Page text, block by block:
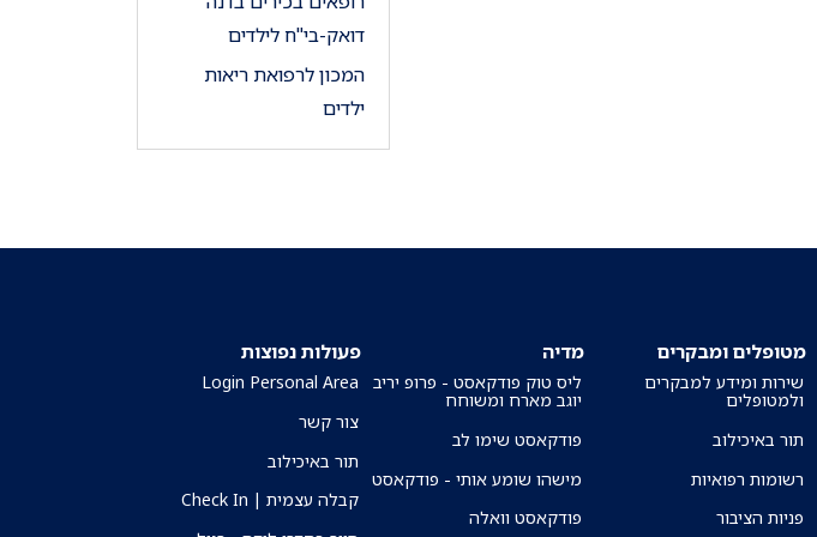
דואק-בי"ח לילדים
המכון לרפואת ריאות
ילדים
מטופלים ומבקרים
שירות ומידע למבקרים
ולמטופלים
תור באיכילוב
רשומות רפואיות
פניות הציבור
מדיה
ליס טוק פודקאסט - פרופ יריב
יוגב מארח ומשוחח
פודקאסט שימו לב
מישהו שומע אותי - פודקאסט
פודקאסט וואלה
פעולות נפוצות
Login Personal Area
צור קשר
תור באיכילוב
קבלה עצמית | Check In